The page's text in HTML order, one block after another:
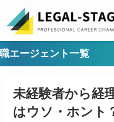
ト一覧
未経験者から経
はウソ・ホント